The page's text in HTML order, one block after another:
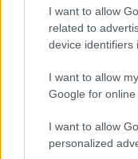
I want to allow
related to
device identifiers
I want to allow
Google for
I want to allow
personalized
2026. március 24.